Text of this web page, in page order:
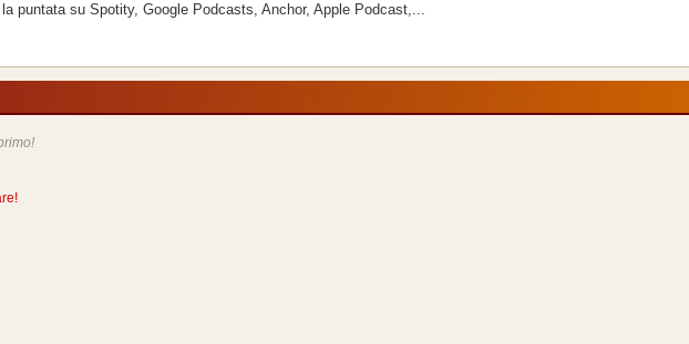
puntata su Spotity, Google Podcasts, Anchor, Apple Podcast,...